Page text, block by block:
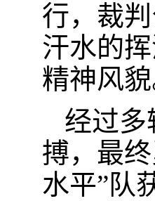
行，裁
汗水的
精神风貌
经过多
搏，最
水平”队